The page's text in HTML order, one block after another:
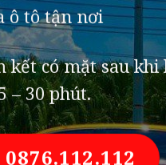
ô tô tận nơi
kết có mặt sau
– 30 phút.